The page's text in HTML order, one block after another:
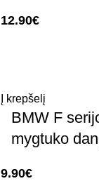
12.90€
Į krepšelį
BMW F
mygtuko
9.90€